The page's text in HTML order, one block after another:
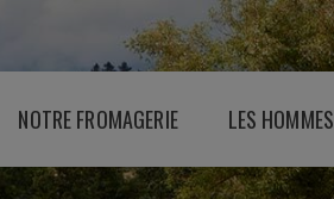
NOTRE FROMAGERIE LES HOMMES